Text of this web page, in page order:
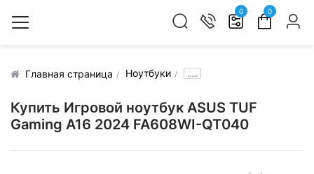
0 0
Главная страница Ноутбуки .....
Купить Игровой ноутбук ASUS TUF
Gaming A16 2024 FA608WI-QT040